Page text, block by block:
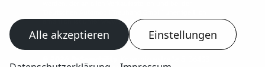
erhältlich ist unter www.dat.de.
Alle akzeptieren Einstellungen